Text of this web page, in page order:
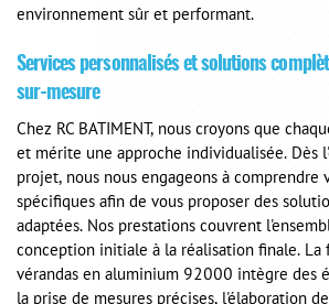
environnement sûr et performant.
Services personnalisés et solutions
sur-mesure
Chez RC BATIMENT, nous croyons que
et mérite une approche individualisée. Dès
projet, nous nous engageons à comprendre
spécifiques afin de vous proposer des
adaptées. Nos prestations couvrent
conception initiale à la réalisation finale. La
vérandas en aluminium 92000 intègre des
la prise de mesures précises, l'élaboration